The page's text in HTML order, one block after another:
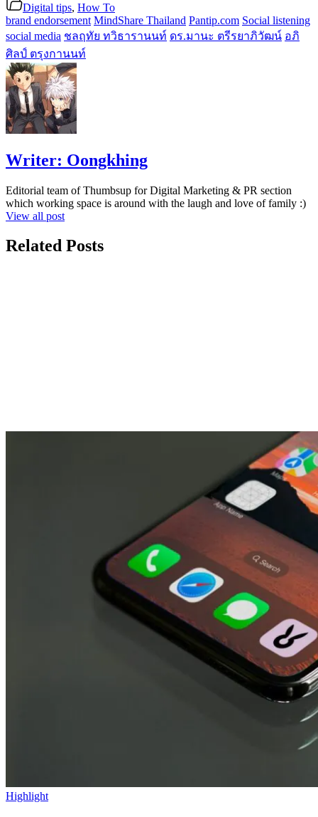
Digital tips, How To
brand endorsement MindShare Thailand Pantip.com Social listening
social media ชลฤทัย ทวิธารานนท์ ดร.มานะ ตรีรยาภิวัฒน์ อภิ
ศิลป์ ตรุงกานนท์
Writer: Oongkhing
Editorial team of Thumbsup for Digital Marketing & PR section
which working space is around with the laugh and love of family :)
View all post
Related Posts
Highlight